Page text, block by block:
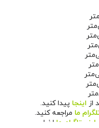
از اینجا پیدا کنید.
ما مراجعه کنید.
ما اخبار و